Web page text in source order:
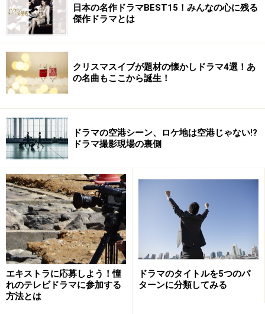
スーパーナチュラル 1stシーズン 全話セット（全22話
収録） [Blu-ray]
※記事内容は執筆時点のものです。最新の内容をご確認くださ
い。
【編集部おすすめの購入サイト】
日本の名作ドラマBEST15！みんなの心に残る
傑作ドラマとは
クリスマスイブが題材の懐かしドラマ4選！あ
の名曲もここから誕生！
ドラマの空港シーン、ロケ地は空港じゃない!?
ドラマ撮影現場の裏側
エキストラに応募しよう！憧
れのテレビドラマに参加する
方法とは
ドラマのタイトルを5つのパ
ターンに分類してみる